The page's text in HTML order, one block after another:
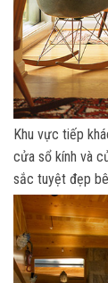
Khu vực tiếp
cửa sổ kính và
sắc tuyệt đẹp